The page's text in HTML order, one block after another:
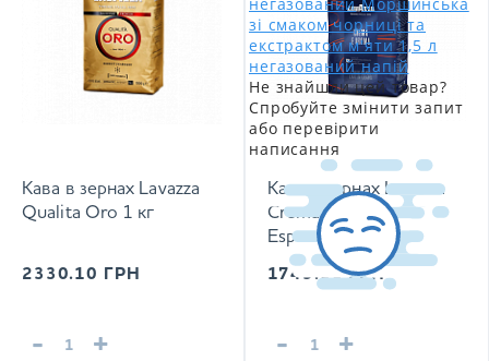
зі смаком чорниці та
екстрактом м'яти 1,5 л
негазований напій
Не знайшли цей товар?
Спробуйте змінити запит
або перевірити
написання
Кава в зернах Lavazza
Qualita Oro 1 кг
2330.10 ГРН
- +
Кава в зернах Lavazza
Crema e Aroma
Espresso 1кг
1749.00ГРН
- +